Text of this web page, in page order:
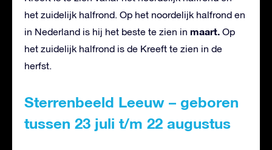
het zuidelijk halfrond. Op het noordelijk halfrond en
in Nederland is hij het beste te zien in maart. Op
het zuidelijk halfrond is de Kreeft te zien in de
herfst.
Sterrenbeeld Leeuw – geboren
tussen 23 juli t/m 22 augustus